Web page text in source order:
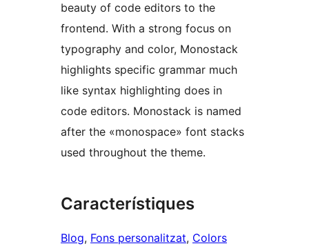
beauty of code editors to the
frontend. With a strong focus on
typography and color, Monostack
highlights specific grammar much
like syntax highlighting does in
code editors. Monostack is named
after the «monospace» font stacks
used throughout the theme.
Característiques
Blog, Fons personalitzat, Colors